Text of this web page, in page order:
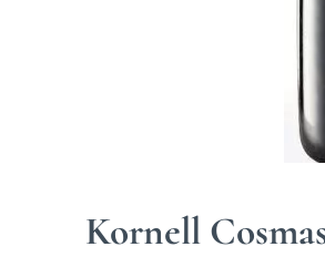
Kornell